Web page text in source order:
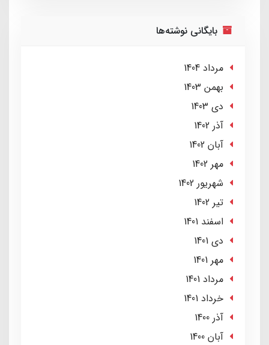
بایگانی نوشته‌ها
مرداد 1404
بهمن 1403
دی 1403
آذر 1402
آبان 1402
مهر 1402
شهریور 1402
تير 1402
اسفند 1401
دی 1401
مهر 1401
مرداد 1401
خرداد 1401
آذر 1400
آبان 1400